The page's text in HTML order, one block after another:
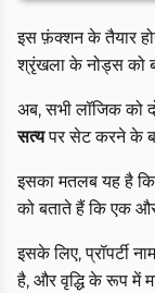
इस फ़ंक्शन के तैयार
श्रृंखला के नोड्स को
अब, सभी लॉजिक को
सत्यपर सेट करने के
इसका मतलब यह है
को बताते हैं कि एक
इसके लिए, प्रॉपर्टी
है, और वृद्धि के रूप में